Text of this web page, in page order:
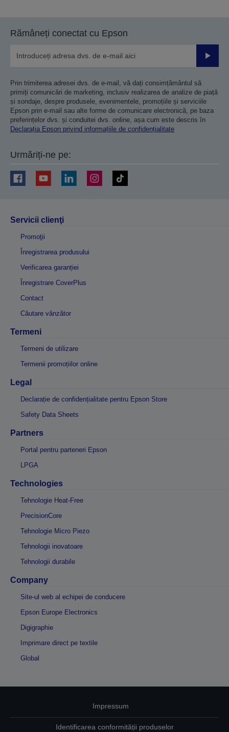
Rămâneți conectat cu Epson
Prin trimiterea adresei dvs. de e-mail, vă dați consimțământul să
primiți comunicări de marketing, inclusiv realizarea de analize de piață
și sondaje, despre produsele, evenimentele, promoțiile și serviciile
Epson prin e-mail sau alte forme de comunicare electronică, pe baza
preferințelor dvs. și conduitei dvs. online, așa cum este descris în
Declarația Epson privind informațiile de confidențialitate
Urmăriți-ne pe:
Servicii clienţi
Promoţii
Înregistrarea produsului
Verificarea garanției
Înregistrare CoverPlus
Contact
Căutare vânzător
Termeni
Termeni de utilizare
Termenii promoțiilor online
Legal
Declarație de confidențialitate pentru Epson Store
Safety Data Sheets
Partners
Portal pentru parteneri Epson
LPGA
Technologies
Tehnologie Heat-Free
PrecisionCore
Tehnologie Micro Piezo
Tehnologii inovatoare
Tehnologii durabile
Company
Site-ul web al echipei de conducere
Epson Europe Electronics
Digigraphie
Imprimare direct pe textile
Global
Impressum
Identificarea conformității produselor